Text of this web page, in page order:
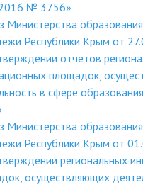
№ 3756»
Министерства
Республики Крым от
отчетов
площадок,
в сфере
Министерства
Республики Крым от
региональных
осуществляющих